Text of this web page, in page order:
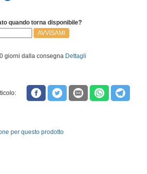
quando torna disponibile?
AVVISAMI
giorni dalla consegna Dettagli
per questo prodotto